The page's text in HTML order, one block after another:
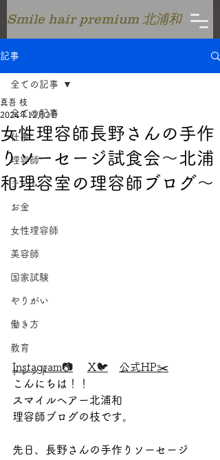
Smile hair premium 北浦和
記事
全ての記事
仕事
理容師
チーム
お金
女性理容師
美容師
国家試験
やりがい
働き方
教育
トレンド
全ての記事
女性理容師長野さんの手作
りソーセージ試食会～北浦
和理容室の理容師ブログ～
真吾 枝
2024年12月3日
Instagram📷 X🐦
公式HP✂️
こんにちは！！
スマイルヘアー北浦和
理容師ブログの枝です。
先日、長野さんの手作りソーセージ